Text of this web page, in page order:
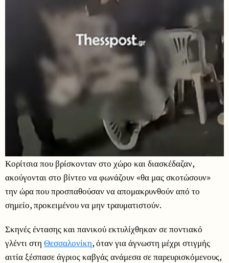
Κορίτσια που βρίσκονταν στο χώρο και διασκέδαζαν,
ακούγονται στο βίντεο να φωνάζουν «θα μας σκοτώσουν»
την ώρα που προσπαθούσαν να απομακρυνθούν από το
σημείο, προκειμένου να μην τραυματιστούν.
Σκηνές έντασης και πανικού εκτυλίχθηκαν σε ποντιακό
γλέντι στη Θεσσαλονίκη, όταν για άγνωστη μέχρι στιγμής
αιτία ξέσπασε άγριος καβγάς ανάμεσα σε παρευρισκόμενους,